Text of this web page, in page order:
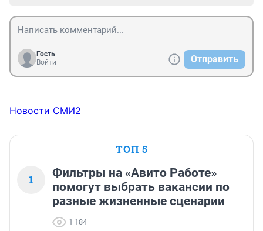
Гость
Войти
Отправить
Новости СМИ2
ТОП 5
1
Фильтры на «Авито Работе»
помогут выбрать вакансии по
разные жизненные сценарии
1 184